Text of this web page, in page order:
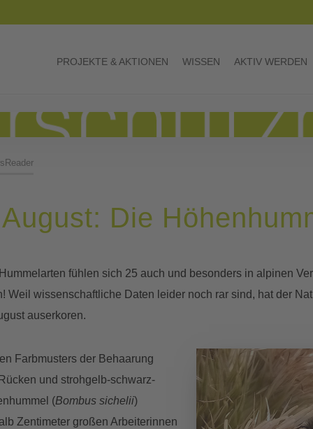
PROJEKTE & AKTIONEN WISSEN AKTIV WERDEN
Die
fühlen sich 25 auch und besonders in alpinen
Weil wissenschaftliche Daten leider noch rar sind, hat der
auserkoren.
Farbmusters der Behaarung
und strohgelb-schwarz-
(Bombus sichelii)
Zentimeter großen Arbeiterinnen